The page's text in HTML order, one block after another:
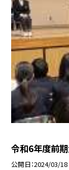
令和6年度前
公開日 2024/03/18